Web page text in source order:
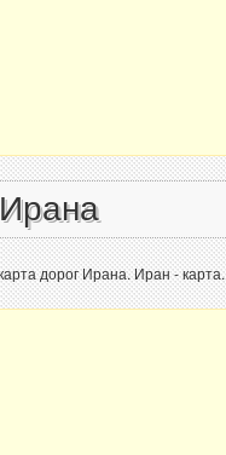
дорог Ирана. Иран - карта.